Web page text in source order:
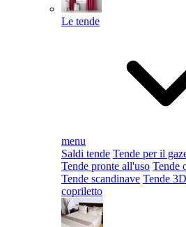
Le tende
menu
Saldi tende Tende per il
Tende pronte all'uso Tende
Tende scandinave Tende 3D
copriletto